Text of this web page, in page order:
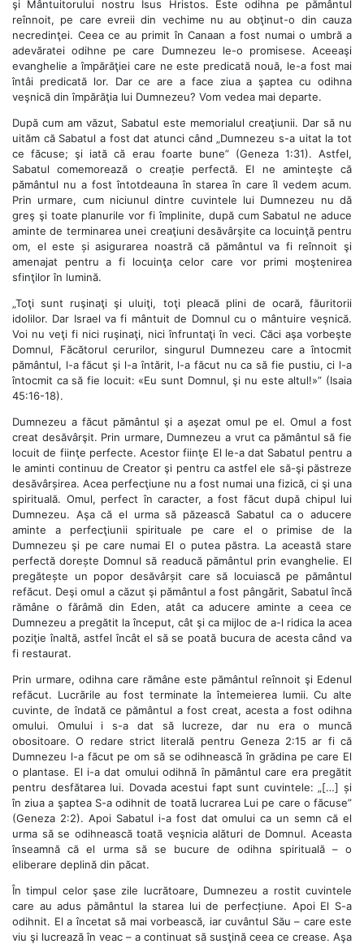
şi Mântuitorului nostru Isus Hristos. Este odihna pe pământul
reînnoit, pe care evreii din vechime nu au obţinut-o din cauza
necredinţei. Ceea ce au primit în Canaan a fost numai o umbră a
adevăratei odihne pe care Dumnezeu le-o promisese. Aceeaşi
evanghelie a împărăţiei care ne este predicată nouă, le-a fost mai
întâi predicată lor. Dar ce are a face ziua a şaptea cu odihna
veşnică din împărăţia lui Dumnezeu? Vom vedea mai departe.
După cum am văzut, Sabatul este memorialul creaţiunii. Dar să nu
uităm că Sabatul a fost dat atunci când „Dumnezeu s-a uitat la tot
ce făcuse; şi iată că erau foarte bune” (Geneza 1:31). Astfel,
Sabatul comemorează o creație perfectă. El ne aminteşte că
pământul nu a fost întotdeauna în starea în care îl vedem acum.
Prin urmare, cum niciunul dintre cuvintele lui Dumnezeu nu dă
greş şi toate planurile vor fi împlinite, după cum Sabatul ne aduce
aminte de terminarea unei creaţiuni desăvârşite ca locuinţă pentru
om, el este și asigurarea noastră că pământul va fi reînnoit şi
amenajat pentru a fi locuinţa celor care vor primi moştenirea
sfinţilor în lumină.
„Toţi sunt ruşinaţi şi uluiţi, toţi pleacă plini de ocară, făuritorii
idolilor. Dar Israel va fi mântuit de Domnul cu o mântuire veşnică.
Voi nu veţi fi nici ruşinaţi, nici înfruntaţi în veci. Căci aşa vorbeşte
Domnul, Făcătorul cerurilor, singurul Dumnezeu care a întocmit
pământul, l-a făcut şi l-a întărit, l-a făcut nu ca să fie pustiu, ci l-a
întocmit ca să fie locuit: «Eu sunt Domnul, şi nu este altul!»” (Isaia
45:16-18).
Dumnezeu a făcut pământul şi a aşezat omul pe el. Omul a fost
creat desăvârşit. Prin urmare, Dumnezeu a vrut ca pământul să fie
locuit de fiinţe perfecte. Acestor fiinţe El le-a dat Sabatul pentru a
le aminti continuu de Creator şi pentru ca astfel ele să-şi păstreze
desăvârșirea. Acea perfecţiune nu a fost numai una fizică, ci şi una
spirituală. Omul, perfect în caracter, a fost făcut după chipul lui
Dumnezeu. Aşa că el urma să păzească Sabatul ca o aducere
aminte a perfecţiunii spirituale pe care el o primise de la
Dumnezeu şi pe care numai El o putea păstra. La această stare
perfectă dorește Domnul să readucă pământul prin evanghelie. El
pregătește un popor desăvârșit care să locuiască pe pământul
refăcut. Deşi omul a căzut şi pământul a fost pângărit, Sabatul încă
rămâne o fărâmă din Eden, atât ca aducere aminte a ceea ce
Dumnezeu a pregătit la început, cât şi ca mijloc de a-l ridica la acea
poziţie înaltă, astfel încât el să se poată bucura de acesta când va
fi restaurat.
Prin urmare, odihna care rămâne este pământul reînnoit şi Edenul
refăcut. Lucrările au fost terminate la întemeierea lumii. Cu alte
cuvinte, de îndată ce pământul a fost creat, acesta a fost odihna
omului. Omului i s-a dat să lucreze, dar nu era o muncă
obositoare. O redare strict literală pentru Geneza 2:15 ar fi că
Dumnezeu l-a făcut pe om să se odihnească în grădina pe care El
o plantase. El i-a dat omului odihnă în pământul care era pregătit
pentru desfătarea lui. Dovada acestui fapt sunt cuvintele: „[…] și
în ziua a şaptea S-a odihnit de toată lucrarea Lui pe care o făcuse”
(Geneza 2:2). Apoi Sabatul i-a fost dat omului ca un semn că el
urma să se odihnească toată veşnicia alături de Domnul. Aceasta
înseamnă că el urma să se bucure de odihna spirituală – o
eliberare deplină din păcat.
În timpul celor şase zile lucrătoare, Dumnezeu a rostit cuvintele
care au adus pământul la starea lui de perfecțiune. Apoi El S-a
odihnit. El a încetat să mai vorbească, iar cuvântul Său – care este
viu şi lucrează în veac – a continuat să susţină ceea ce crease. Aşa